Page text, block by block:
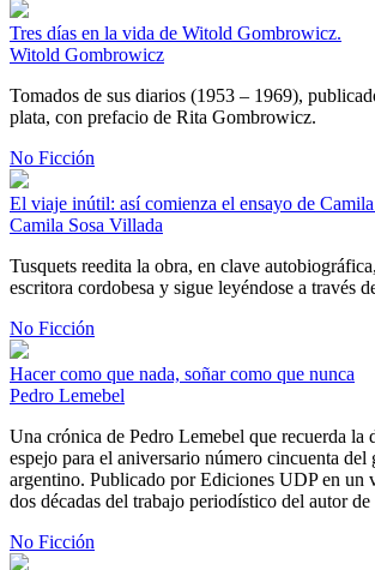
Tres días en la vida de Witold Gombrowicz.
Witold Gombrowicz
Tomados de sus diarios (1953 – 1969),
plata, con prefacio de Rita Gombrowicz.
No Ficción
El viaje inútil: así comienza el ensayo de
Camila Sosa Villada
Tusquets reedita la obra, en clave
escritora cordobesa y sigue leyéndose a través
No Ficción
Hacer como que nada, soñar como que nunca
Pedro Lemebel
Una crónica de Pedro Lemebel que recuerda la
espejo para el aniversario número cincuenta
argentino. Publicado por Ediciones UDP en un
dos décadas del trabajo periodístico del autor de
No Ficción